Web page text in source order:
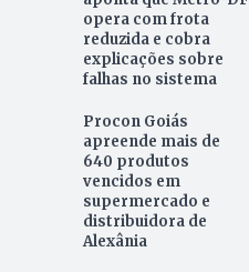
opera com frota
reduzida e cobra
explicações sobre
falhas no sistema
Procon Goiás
apreende mais de
640 produtos
vencidos em
supermercado e
distribuidora de
Alexânia